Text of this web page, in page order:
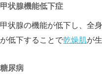
甲状腺機能低下症
甲状腺の機能が低下し、全
が低下することで乾燥肌が
糖尿病